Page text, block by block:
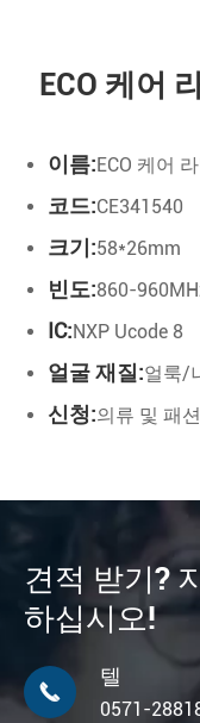
ECO 케어
이름: ECO 케어
코드:CE341540
크기:58*26mm
빈도:860-
IC: NXP Ucode 8
얼굴 재질:얼룩/
신청:의류 및 패
견적 받기?
하십시오!

텔
0571-